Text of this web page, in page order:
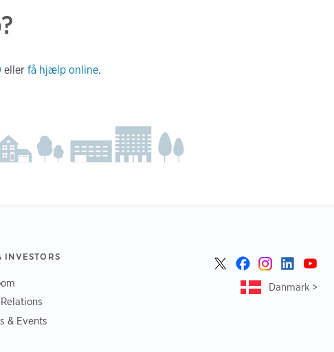
ellerfå hjælp online.
INVESTORS
& Events
Danmark >